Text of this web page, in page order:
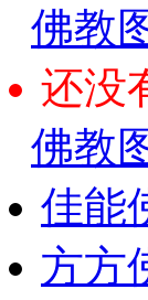
佛教
还没
佛教
佳能
方方